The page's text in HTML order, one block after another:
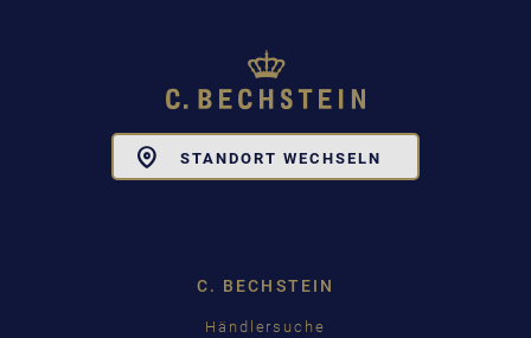
STANDORT WECHSELN
C. BECHSTEIN
Händlersuche